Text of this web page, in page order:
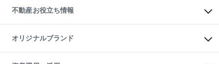
貸すガイド
事業用不動産
マンション投資
投資用マンション
アパート経営
収益物件
ビル購入（ビル一棟）
不動産お役立ち情報
マンションライブラリー
人気マンションランキング
暮らしに役立つ不動産メディア
オリジナルブランド